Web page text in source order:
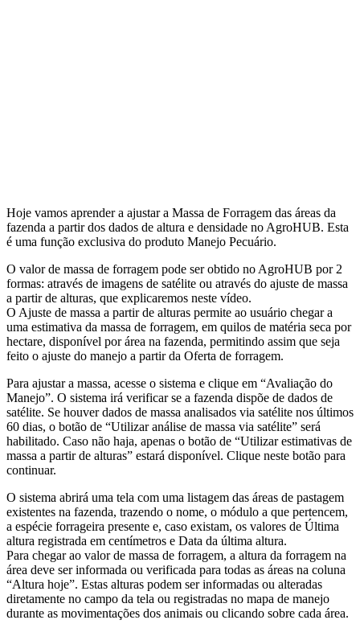
Hoje vamos aprender a ajustar a Massa de Forragem das áreas da
fazenda a partir dos dados de altura e densidade no AgroHUB. Esta
é uma função exclusiva do produto Manejo Pecuário.
O valor de massa de forragem pode ser obtido no AgroHUB por 2
formas: através de imagens de satélite ou através do ajuste de massa
a partir de alturas, que explicaremos neste vídeo.
O Ajuste de massa a partir de alturas permite ao usuário chegar a
uma estimativa da massa de forragem, em quilos de matéria seca por
hectare, disponível por área na fazenda, permitindo assim que seja
feito o ajuste do manejo a partir da Oferta de forragem.
Para ajustar a massa, acesse o sistema e clique em “Avaliação do
Manejo”. O sistema irá verificar se a fazenda dispõe de dados de
satélite. Se houver dados de massa analisados via satélite nos últimos
60 dias, o botão de “Utilizar análise de massa via satélite” será
habilitado. Caso não haja, apenas o botão de “Utilizar estimativas de
massa a partir de alturas” estará disponível. Clique neste botão para
continuar.
O sistema abrirá uma tela com uma listagem das áreas de pastagem
existentes na fazenda, trazendo o nome, o módulo a que pertencem,
a espécie forrageira presente e, caso existam, os valores de Última
altura registrada em centímetros e Data da última altura.
Para chegar ao valor de massa de forragem, a altura da forragem na
área deve ser informada ou verificada para todas as áreas na coluna
“Altura hoje”. Estas alturas podem ser informadas ou alteradas
diretamente no campo da tela ou registradas no mapa de manejo
durante as movimentações dos animais ou clicando sobre cada área.